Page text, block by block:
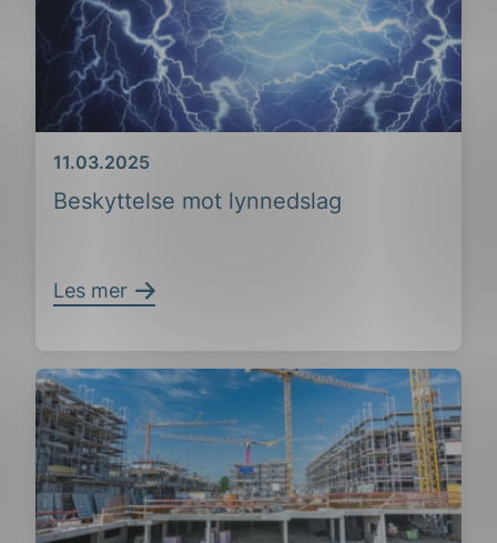
Beskyttelse mot lynnedslag
Dato
11.03.2025
Les mer